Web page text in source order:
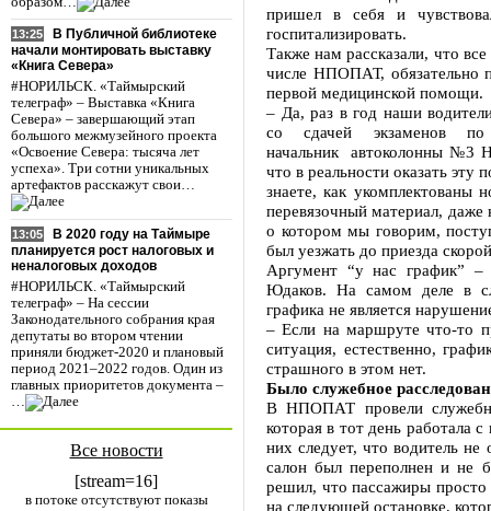
13:25
В Публичной библиотеке
начали монтировать выставку
«Книга Севера»
#НОРИЛЬСК. «Таймырский
телеграф» – Выставка «Книга
Севера» – завершающий этап
большого межмузейного проекта
«Освоение Севера: тысяча лет
успеха». Три сотни уникальных
артефактов расскажут свои…
13:05
В 2020 году на Таймыре
планируется рост налоговых и
неналоговых доходов
#НОРИЛЬСК. «Таймырский
телеграф» – На сессии
Законодательного собрания края
депутаты во втором чтении
приняли бюджет-2020 и плановый
период 2021–2022 годов. Один из
главных приоритетов документа –
…
Все новости
[stream=16]
в потоке отсутствуют показы
пришел в себя и
госпитализировать.
Также нам рассказали, что
числе НПОПАТ, обязательно
первой медицинской помощи.
– Да, раз в год наши
со сдачей экзаменов
начальник автоколонны №3
что в реальности оказать
знаете, как укомплектованы
перевязочный материал,
о котором мы говорим,
был уезжать до приезда
Аргумент “у нас график” –
Юдаков. На самом деле в
графика не является
– Если на маршруте что-то
ситуация, естественно,
страшного в этом нет.
Было служебное
В НПОПАТ провели
которая в тот день работала
них следует, что водитель не
салон был переполнен и не
решил, что пассажиры
на следующей остановке,